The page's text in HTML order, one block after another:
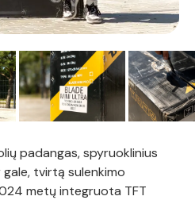
padangas, spyruoklinius
tvirtą sulenkimo
metų integruota TFT